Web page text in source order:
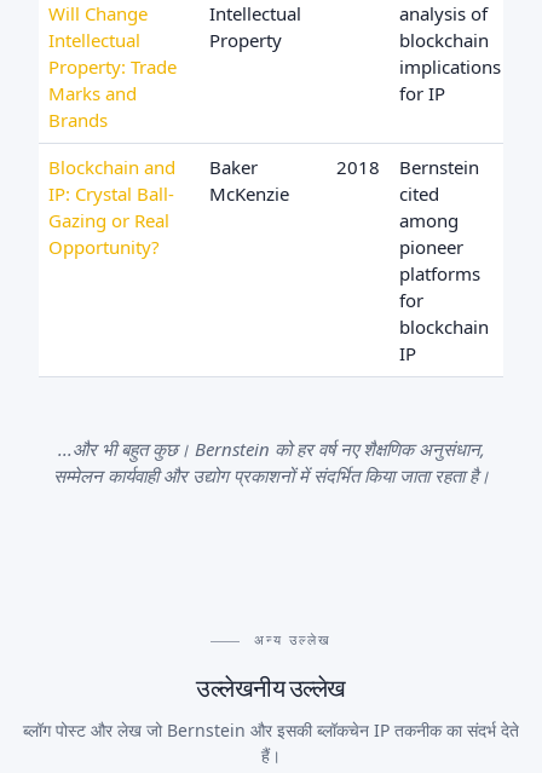
Will Change
Intellectual
Property: Trade
Marks and
Brands
Intellectual
Property
analysis of
blockchain
implications
for IP
Blockchain and
IP: Crystal Ball-
Gazing or Real
Opportunity?
Baker
McKenzie
2018
Bernstein
cited
among
pioneer
platforms
for
blockchain
IP
...और भी बहुत कुछ। Bernstein को हर वर्ष नए शैक्षणिक अनुसंधान,
सम्मेलन कार्यवाही और उद्योग प्रकाशनों में संदर्भित किया जाता रहता है।
अन्य उल्लेख
उल्लेखनीय उल्लेख
ब्लॉग पोस्ट और लेख जो Bernstein और इसकी ब्लॉकचेन IP तकनीक का संदर्भ देते
हैं।